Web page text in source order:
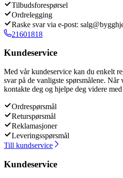
Tilbudsforespørsel
Ordrelegging
Raske svar via e-post:
21601818
Kundeservice
Med vår kundeservice kan du enkelt
svar på de vanligste spørsmålene.
kontakte deg og hjelpe deg videre
Ordrespørsmål
Returspørsmål
Reklamasjoner
Leveringsspørsmål
Till kundservice
Kundeservice